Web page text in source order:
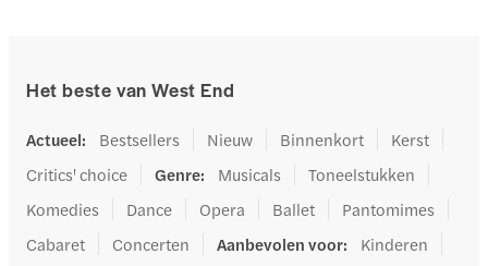
Het beste van West End
Actueel: Bestsellers Nieuw Binnenkort
Kerst
Critics' choice
Genre: Musicals
Toneelstukken
Komedies
Dance Opera Ballet
Pantomimes
Cabaret
Concerten Aanbevolen voor:
Kinderen